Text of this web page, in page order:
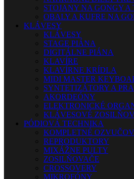
STOJANY NA GONGY
OBALY A KUFRE NA
KLÁVESY
KLÁVESY
STAGE PIÁNA
DIGITÁLNE PIÁNA
KLAVÍRE
KLAVÍRNE KRÍDLA
MIDI MASTER
SYNTETIZÁTORY A
AKORDEÓNY
ELEKTRONICKÉ
KLÁVESOVÉ
PÓDIOVÁ TECHNIKA
KOMPLETNÉ
REPRODUKTORY
MIXÁŽNE PULTY
ZOSILŇOVAČE
CROSSOVERY
MIKROFÓNY